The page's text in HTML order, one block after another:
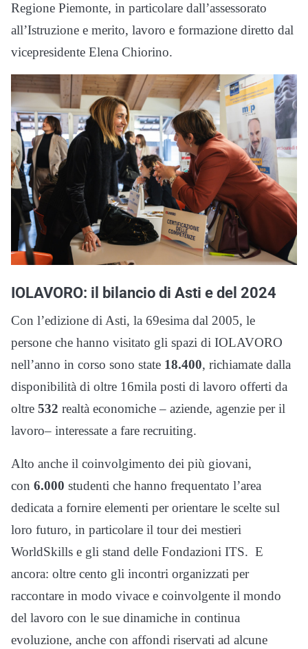
Regione Piemonte, in particolare dall’assessorato
all’Istruzione e merito, lavoro e formazione diretto dal
vicepresidente Elena Chiorino.
IOLAVORO: il bilancio di Asti e del 2024
Con l’edizione di Asti, la 69esima dal 2005, le
persone che hanno visitato gli spazi di IOLAVORO
nell’anno in corso sono state 18.400, richiamate dalla
disponibilità di oltre 16mila posti di lavoro offerti da
oltre 532 realtà economiche – aziende, agenzie per il
lavoro– interessate a fare recruiting.
Alto anche il coinvolgimento dei più giovani,
con 6.000 studenti che hanno frequentato l’area
dedicata a fornire elementi per orientare le scelte sul
loro futuro, in particolare il tour dei mestieri
WorldSkills e gli stand delle Fondazioni ITS. E
ancora: oltre cento gli incontri organizzati per
raccontare in modo vivace e coinvolgente il mondo
del lavoro con le sue dinamiche in continua
evoluzione, anche con affondi riservati ad alcune